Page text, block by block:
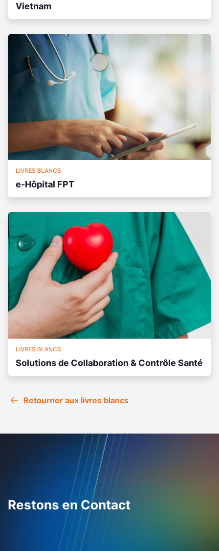
Vietnam
LIVRES BLANCS
e-Hôpital FPT
LIVRES BLANCS
Solutions de Collaboration & Contrôle Santé
Retourner aux livres blancs
Restons en Contact